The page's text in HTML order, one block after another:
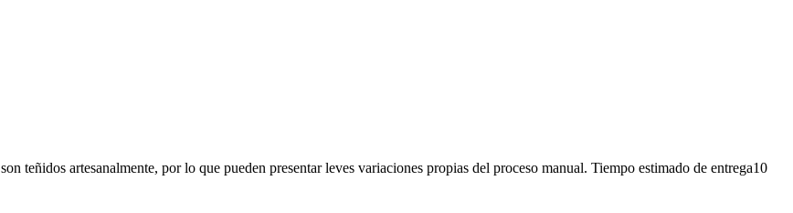
artesanalmente, por lo que pueden presentar leves variaciones propias del proceso manual. Tiempo estimado de entrega10